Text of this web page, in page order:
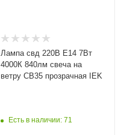
Лампа свд 220В E14 7Вт
4000К 840лм свеча на
ветру CB35 прозрачная IEK
Есть в наличии: 71